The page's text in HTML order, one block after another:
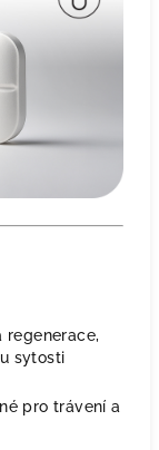
regenerace,
sytosti
pro trávení a